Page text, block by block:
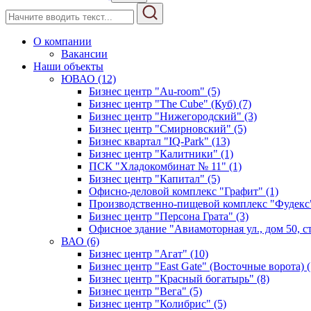
О компании
Вакансии
Наши объекты
ЮВАО (12)
Бизнес центр "Au-room" (5)
Бизнес центр "The Cube" (Куб) (7)
Бизнес центр "Нижегородский" (3)
Бизнес центр "Смирновский" (5)
Бизнес квартал "IQ-Park" (13)
Бизнес центр "Калитники" (1)
ПСК "Хладокомбинат № 11" (1)
Бизнес центр "Капитал" (5)
Офисно-деловой комплекс "Графит" (1)
Производственно-пищевой комплекс
Бизнес центр "Персона Грата" (3)
Офисное здание "Авиамоторная ул., дом 50,
ВАО (6)
Бизнес центр "Агат" (10)
Бизнес центр "East Gate" (Восточные ворота)
Бизнес центр "Красный богатырь" (8)
Бизнес центр "Вега" (5)
Бизнес центр "Колибрис" (5)